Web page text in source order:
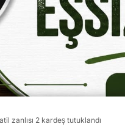
zanlısı 2 kardeş tutuklandı